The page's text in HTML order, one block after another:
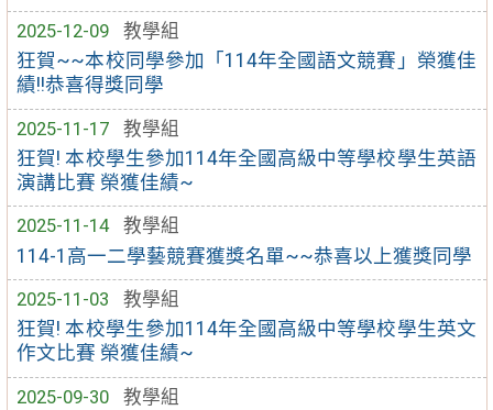
2025-12-09
教學組
狂賀~~本校同學參加「114年全國語文競賽」榮獲佳
績!!恭喜得獎同學
2025-11-17
教學組
狂賀! 本校學生參加114年全國高級中等學校學生英語
演講比賽 榮獲佳績~
2025-11-14
教學組
114-1高一二學藝競賽獲獎名單~~恭喜以上獲獎同學
2025-11-03
教學組
狂賀! 本校學生參加114年全國高級中等學校學生英文
作文比賽 榮獲佳績~
2025-09-30
教學組